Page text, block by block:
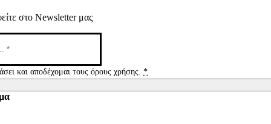
στο Newsletter μας
και αποδέχομαι τους όρους χρήσης.*